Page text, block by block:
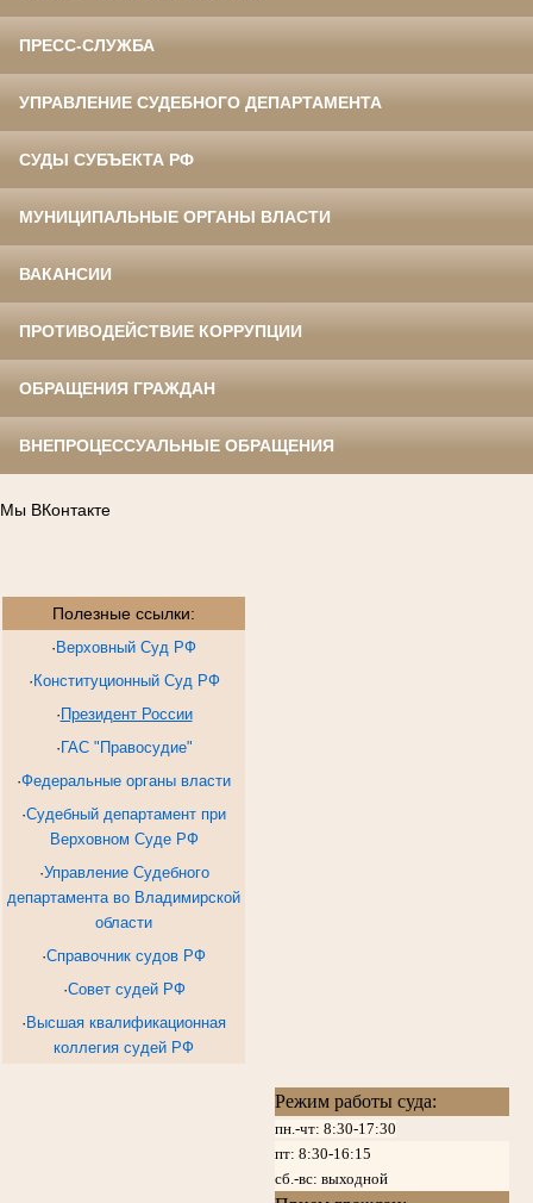
ПРЕСС-СЛУЖБА
УПРАВЛЕНИЕ СУДЕБНОГО ДЕПАРТАМЕНТА
СУДЫ СУБЪЕКТА РФ
МУНИЦИПАЛЬНЫЕ ОРГАНЫ ВЛАСТИ
ВАКАНСИИ
ПРОТИВОДЕЙСТВИЕ КОРРУПЦИИ
ОБРАЩЕНИЯ ГРАЖДАН
ВНЕПРОЦЕССУАЛЬНЫЕ ОБРАЩЕНИЯ
Мы ВКонтакте
Полезные ссылки:
·Верховный Суд РФ
·Конституционный Суд РФ
·Президент России
·ГАС "Правосудие"
·Федеральные органы власти
·Судебный департамент при
Верховном Суде РФ
·Управление Судебного
департамента во Владимирской
области
·Справочник судов РФ
·Совет судей РФ
·Высшая квалификационная
коллегия судей РФ
Режим работы суда:
пн.-чт: 8:30-17:30
пт: 8:30-16:15
сб.-вс: выходной